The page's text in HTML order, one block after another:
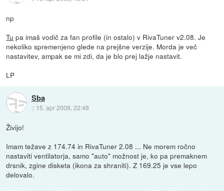
np
Tu pa imaš vodič za fan profile (in ostalo) v RivaTuner v2.08. Je
nekoliko spremenjeno glede na prejšne verzije. Morda je več
nastavitev, ampak se mi zdi, da je blo prej lažje nastavit.
LP
Sba
:: 15. apr 2008, 22:48
Živijo!
Imam težave z 174.74 in RivaTuner 2.08 ... Ne morem ročno
nastaviti ventilatorja, samo "auto" možnost je, ko pa premaknem
drsnik, zgine disketa (ikona za shraniti). Z 169.25 je vse lepo
delovalo.